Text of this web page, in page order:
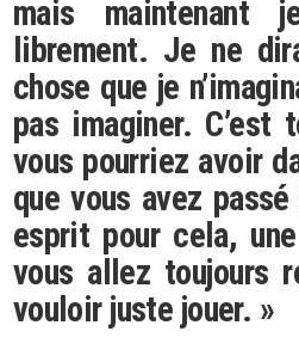
mais maintenant
librement. Je ne
chose que je
pas imaginer.
vous pourriez avoir
que vous avez
esprit pour cela,
vous allez toujours
vouloir juste jouer. »